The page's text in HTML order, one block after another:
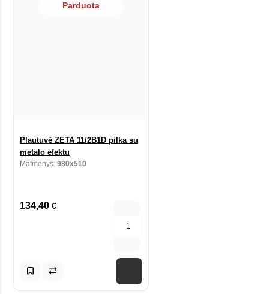
Parduota
Plautuvė ZETA 11/2B1D pilka su
metalo efektu
Matmenys: 980x510
134,40 €